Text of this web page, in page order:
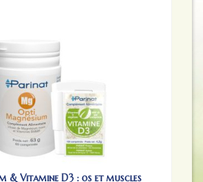
& Vitamine D3 : os et muscles